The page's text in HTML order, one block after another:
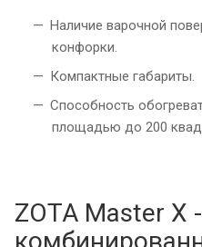
Наличие варочной
конфорки.
Компактные габариты.
Способность
площадью до 200
ZOTA Master Х